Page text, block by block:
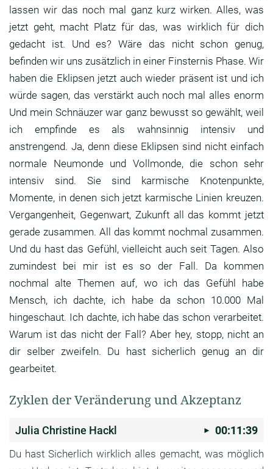
lassen wir das noch mal ganz kurz wirken. Alles, was
jetzt geht, macht Platz für das, was wirklich für dich
gedacht ist.
Und es? Wäre das nicht schon genug,
befinden wir uns zusätzlich in einer Finsternis Phase. Wir
haben die Eklipsen jetzt auch wieder präsent ist und ich
würde sagen, das verstärkt auch noch mal alles enorm
Und mein Schnäuzer war ganz bewusst so gewählt, weil
ich empfinde es als wahnsinnig intensiv und
anstrengend. Ja, denn diese Eklipsen sind nicht einfach
normale Neumonde und Vollmonde, die schon sehr
intensiv sind.
Sie sind karmische Knotenpunkte,
Momente, in denen sich jetzt karmische Linien kreuzen.
Vergangenheit, Gegenwart, Zukunft all das kommt jetzt
gerade zusammen. All das kommt nochmal zusammen.
Und du hast das Gefühl, vielleicht auch seit Tagen. Also
zumindest bei mir ist es so der Fall.
Da kommen
nochmal alte Themen auf, wo ich das Gefühl habe
Mensch, ich dachte, ich habe da schon 10.000 Mal
hingeschaut. Ich dachte, ich habe das schon verarbeitet.
Warum ist das nicht der Fall? Aber hey, stopp, nicht an
dir selber zweifeln. Du hast sicherlich genug an dir
gearbeitet.
Zyklen der Veränderung und Akzeptanz
Julia Christine Hackl 00:11:39
Du hast Sicherlich wirklich alles gemacht, was möglich